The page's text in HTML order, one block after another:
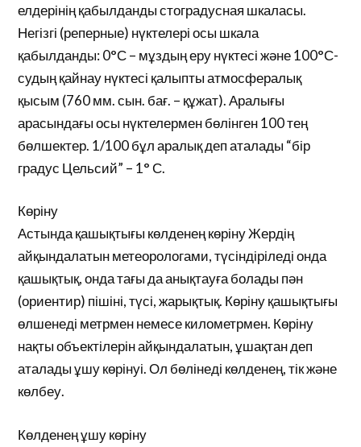
елдерінің қабылданды стоградусная шкаласы.
Негізгі (реперные) нүктелері осы шкала
қабылданды: 0°С – мұздың еру нүктесі және 100°С-
судың қайнау нүктесі қалыпты атмосфералық
қысым (760 мм. сын. бағ. – құжат). Аралығы
арасындағы осы нүктелермен бөлінген 100 тең
бөлшектер. 1/100 бұл аралық деп аталады “бір
градус Цельсий” – 1° С.
Көріну
Астында қашықтығы көлденең көріну Жердің
айқындалатын метеорологами, түсіндіріледі онда
қашықтық, онда тағы да анықтауға болады пән
(ориентир) пішіні, түсі, жарықтық. Көріну қашықтығы
өлшенеді метрмен немесе километрмен. Көріну
нақты объектілерін айқындалатын, ұшақтан деп
аталады ұшу көрінуі. Ол бөлінеді көлденең, тік және
көлбеу.
Көлденең ұшу көріну